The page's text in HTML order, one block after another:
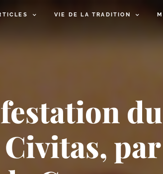
VIE DE LA TRADITION
par